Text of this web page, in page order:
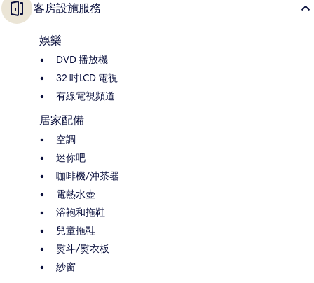
客房設施服務
娛樂
DVD 播放機
32 吋LCD 電視
有線電視頻道
居家配備
空調
迷你吧
咖啡機/沖茶器
電熱水壺
浴袍和拖鞋
兒童拖鞋
熨斗/熨衣板
紗窗